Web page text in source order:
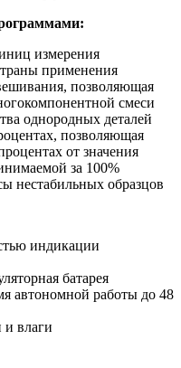
измерения
применения
позволяющая
смеси
однородных деталей
позволяющая
от значения
за 100%
нестабильных образцов
индикации
батарея
автономной работы до 48
влаги